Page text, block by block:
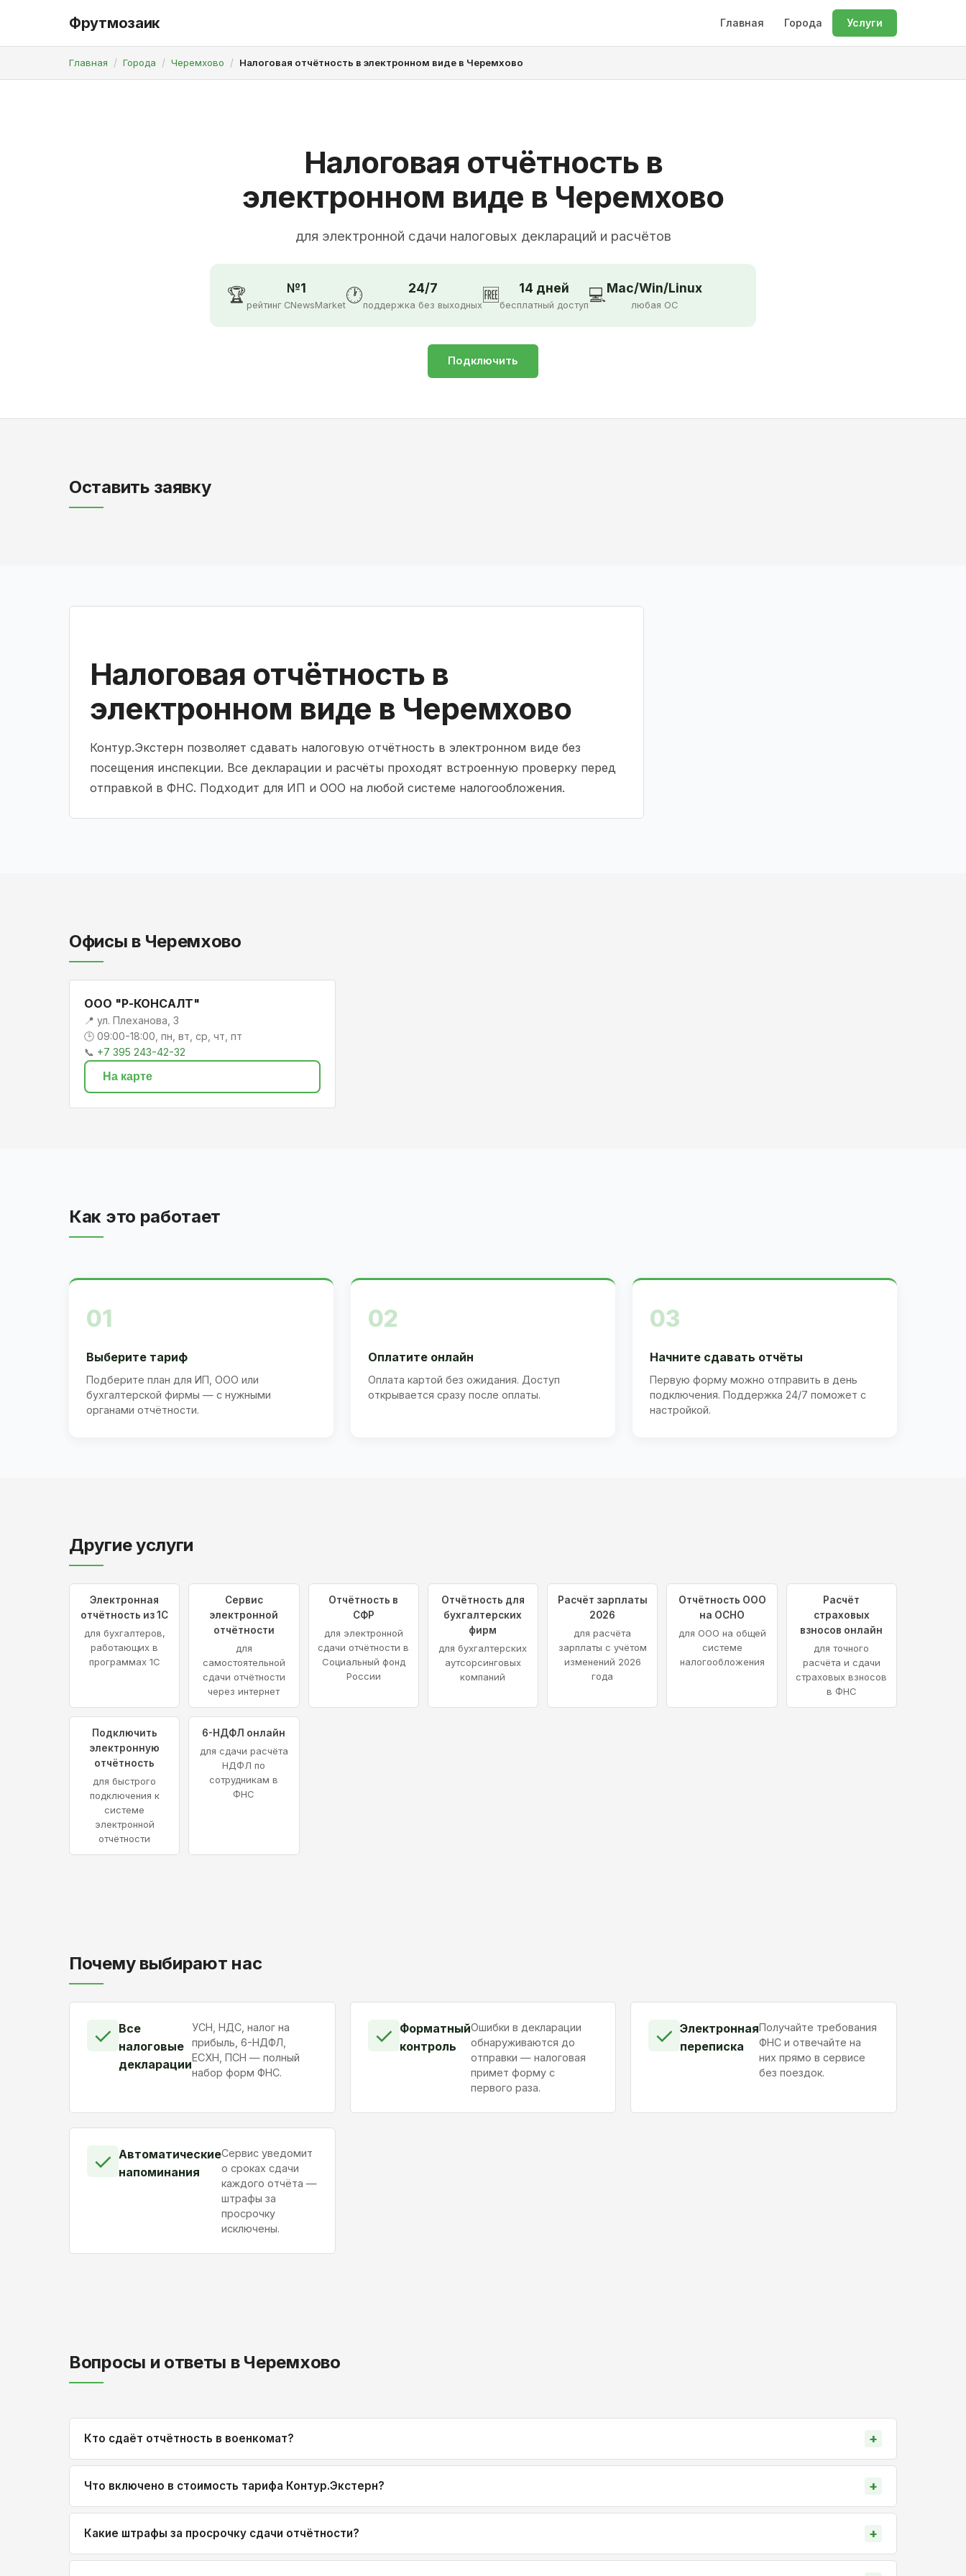
Фрутмозаик Главная Города Услуги
Главная Города Черемхово Налоговая отчётность в электронном виде в Черемхово
Налоговая отчётность в
электронном виде в Черемхово
для электронной сдачи налоговых деклараций и расчётов
🏆 №1
рейтинг CNewsMarket🕐 24/7
поддержка без выходных 🆓 14 дней
бесплатный доступ💻Mac/Win/Linux
любая ОС
Подключить
Оставить заявку
Налоговая отчётность в
электронном виде в Черемхово
Контур.Экстерн позволяет сдавать налоговую отчётность в электронном виде без
посещения инспекции. Все декларации и расчёты проходят встроенную проверку перед
отправкой в ФНС. Подходит для ИП и ООО на любой системе налогообложения.
Офисы в Черемхово
ООО "Р-КОНСАЛТ"
📍 ул. Плеханова, 3
🕒 09:00-18:00, пн, вт, ср, чт, пт
📞 +7 395 243-42-32
На карте
Как это работает
01
Выберите тариф
Подберите план для ИП, ООО или
бухгалтерской фирмы — с нужными
органами отчётности.
02
Оплатите онлайн
Оплата картой без ожидания. Доступ
открывается сразу после оплаты.
03
Начните сдавать отчёты
Первую форму можно отправить в день
подключения. Поддержка 24/7 поможет с
настройкой.
Другие услуги
Электронная
отчётность из 1С
для бухгалтеров,
работающих в
программах 1С
Сервис
электронной
отчётности
для
самостоятельной
сдачи отчётности
через интернет
Отчётность в
СФР
для электронной
сдачи отчётности в
Социальный фонд
России
Отчётность для
бухгалтерских
фирм
для бухгалтерских
аутсорсинговых
компаний
Расчёт зарплаты
2026
для расчёта
зарплаты с учётом
изменений 2026
года
Отчётность ООО
на ОСНО
для ООО на общей
системе
налогообложения
Расчёт
страховых
взносов онлайн
для точного
расчёта и сдачи
страховых взносов
в ФНС
Подключить
электронную
отчётность
для быстрого
подключения к
системе
электронной
отчётности
6-НДФЛ онлайн
для сдачи расчёта
НДФЛ по
сотрудникам в
ФНС
Почему выбирают нас
✓ Все
налоговые
декларации
УСН, НДС, налог на
прибыль, 6-НДФЛ,
ЕСХН, ПСН — полный
набор форм ФНС.
✓ Форматный
контроль
Ошибки в декларации
обнаруживаются до
отправки — налоговая
примет форму с
первого раза.
✓ Электронная
переписка
Получайте требования
ФНС и отвечайте на
них прямо в сервисе
без поездок.
✓ Автоматические
напоминания
Сервис уведомит
о сроках сдачи
каждого отчёта —
штрафы за
просрочку
исключены.
Вопросы и ответы в Черемхово
Кто сдаёт отчётность в военкомат?
Что включено в стоимость тарифа Контур.Экстерн?
Какие штрафы за просрочку сдачи отчётности?